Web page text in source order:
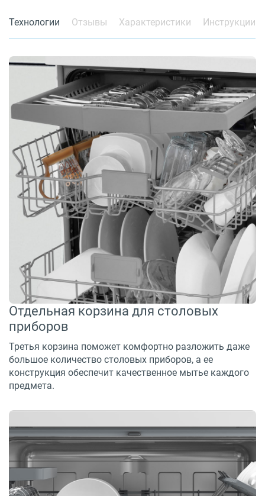
Технологии Отзывы Характеристики Инструкции
Отдельная корзина для столовых
приборов
Третья корзина поможет комфортно разложить даже
большое количество столовых приборов, а ее
конструкция обеспечит качественное мытье каждого
предмета.